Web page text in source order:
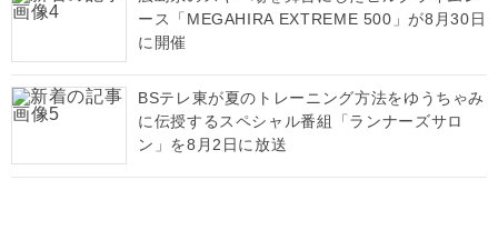
ース「MEGAHIRA EXTREME 500」が8月30日
に開催
BSテレ東が夏のトレーニング方法をゆうちゃみ
に伝授するスペシャル番組「ランナーズサロ
ン」を8月2日に放送